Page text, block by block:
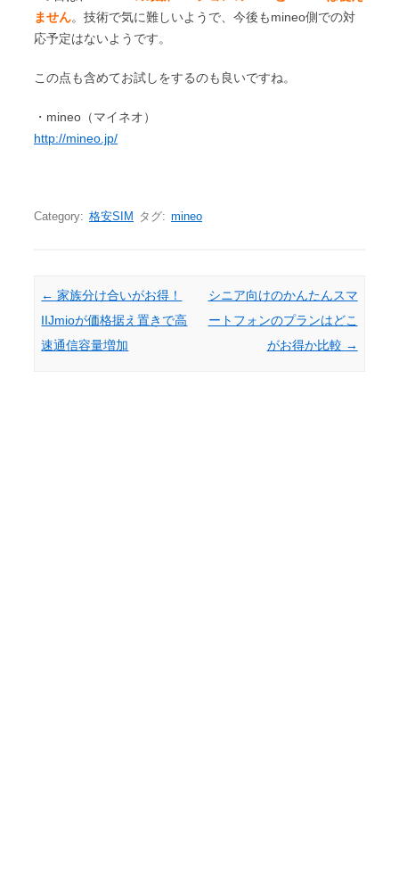
ません。技術で気に難しいようで、今後もmineo側での対
応予定はないようです。
この点も含めてお試しをするのも良いですね。
・mineo（マイネオ）
http://mineo.jp/
Category: 格安SIM タグ: mineo
Post navigation
← 家族分け合いがお得！
IIJmioが価格据え置きで高
速通信容量増加
シニア向けのかんたんスマ
ートフォンのプランはどこ
がお得か比較 →